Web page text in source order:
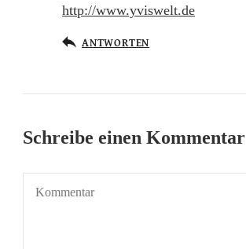
http://www.yviswelt.de
ANTWORTEN
Schreibe einen Kommentar